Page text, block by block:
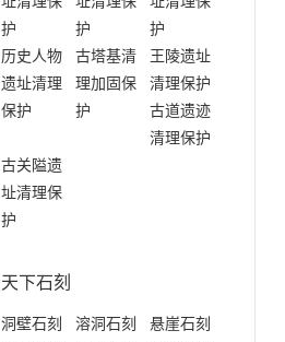
护
护
护
历史人物
遗址清理
保护
古塔基清
理加固保
护
王陵遗址
清理保护
古道遗迹
清理保护
古关隘遗
址清理保
护
天下石刻
洞壁石刻 溶洞石刻
悬崖石刻